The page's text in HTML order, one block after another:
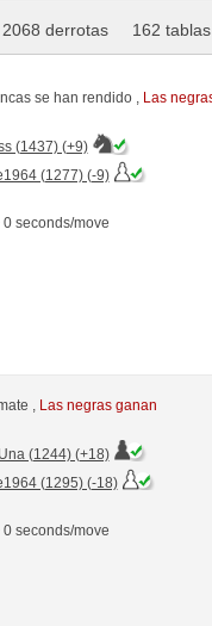
2068 derrotas 162 tablas
se han rendido , Las
(1437) (+9)
(1277) (-9)
seconds/move
, Las negras ganan
(1244) (+18)
(1295) (-18)
seconds/move